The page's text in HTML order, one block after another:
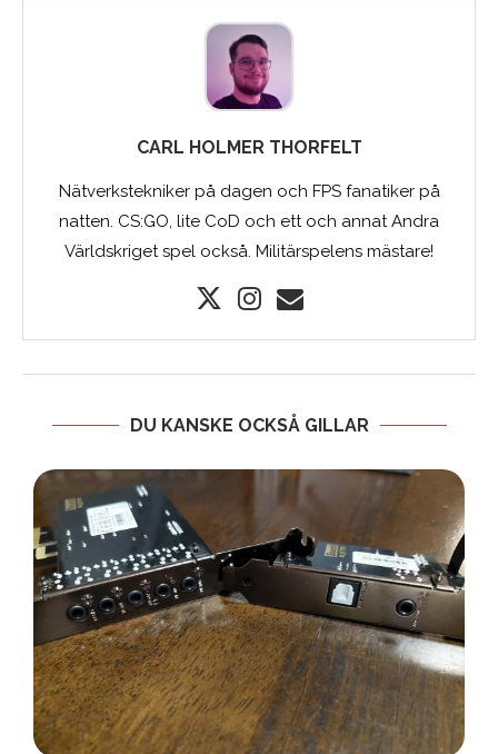
CARL HOLMER THORFELT
Nätverkstekniker på dagen och FPS fanatiker på
natten. CS:GO, lite CoD och ett och annat Andra
Världskriget spel också. Militärspelens mästare!
DU KANSKE OCKSÅ GILLAR